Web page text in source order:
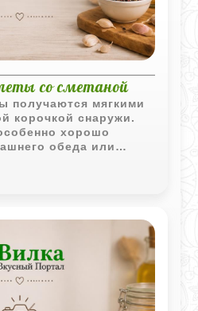
со сметаной
получаются мягкими
корочкой снаружи.
хорошо
обеда или